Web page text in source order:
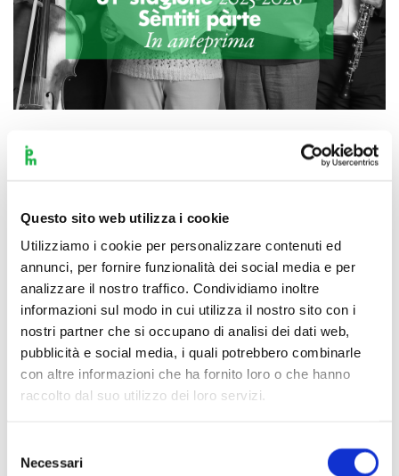
Questo sito web utilizza i cookie
Utilizziamo i cookie per personalizzare contenuti ed
annunci, per fornire funzionalità dei social media e per
analizzare il nostro traffico. Condividiamo inoltre
informazioni sul modo in cui utilizza il nostro sito con i
nostri partner che si occupano di analisi dei dati web,
pubblicità e social media, i quali potrebbero combinarle
con altre informazioni che ha fornito loro o che hanno
raccolto dal suo utilizzo dei loro servizi.
delNecessari